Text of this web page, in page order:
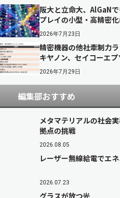
阪大と立命大、AlGaN
プレイの小型・高精密
2026年7月23日
精密機器の他社牽制力
キヤノン、セイコーエ
2026年7月29日
編集部おすすめ
メタマテリアルの社会
拠点の挑戦
2026.08.05
レーザー無線給電でエ
2026.07.23
グラスが放つ光